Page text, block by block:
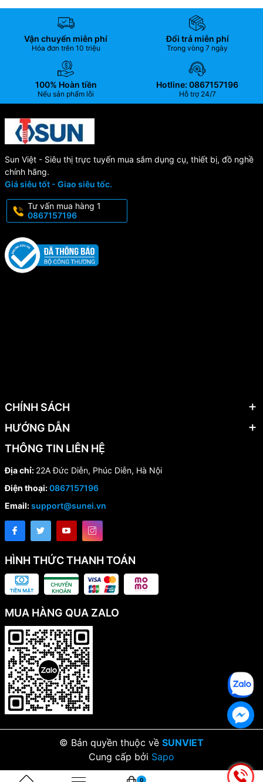
Vận chuyển miễn phí
Hóa đơn trên 10 triệu
Đổi trả miễn phí
Trong vòng 7 ngày
100% Hoàn tiền
Nếu sản phẩm lỗi
Hotline: 0867157196
Hỗ trợ 24/7
Sun Việt - Siêu thị trực tuyến mua sắm dụng cụ, thiết bị, đồ nghề
chính hãng.
Giá siêu tốt - Giao siêu tốc.
Tư vấn mua hàng 1
0867157196
CHÍNH SÁCH
HƯỚNG DẪN
THÔNG TIN LIÊN HỆ
Địa chỉ: 22A Đức Diễn, Phúc Diễn, Hà Nội
Điện thoại:0867157196
Email:support@sunei.vn
HÌNH THỨC THANH TOÁN
MUA HÀNG QUA ZALO
© Bản quyền thuộc về SUNVIET
Cung cấp bởi Sapo
0